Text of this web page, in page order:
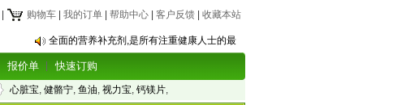
购物车 我的订单 帮助中心 客户反馈 收藏本站
全面的营养补充剂,是所有注重健康人士的最
报价单 快速订购
心脏宝, 健骼宁, 鱼油, 视力宝, 钙镁片,